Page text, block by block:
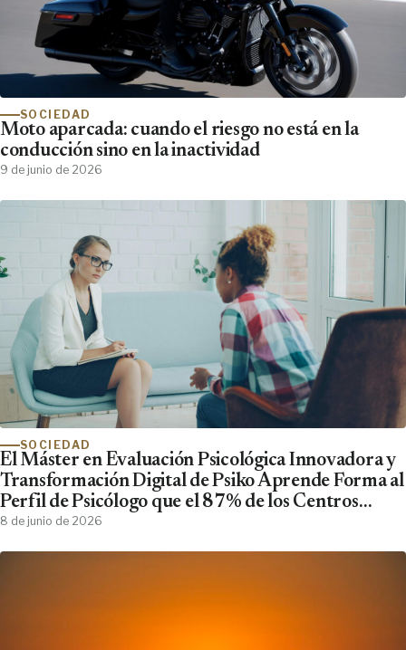
SOCIEDAD
Moto aparcada: cuando el riesgo no está en la
conducción sino en la inactividad
9 de junio de 2026
SOCIEDAD
El Máster en Evaluación Psicológica Innovadora y
Transformación Digital de Psiko Aprende Forma al
Perfil de Psicólogo que el 87% de los Centros
Clínicos Demanda y No Encuentra
8 de junio de 2026